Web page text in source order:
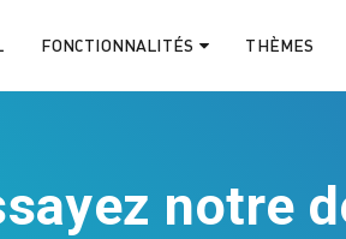
FONCTIONNALITÉS THÈMES
notre